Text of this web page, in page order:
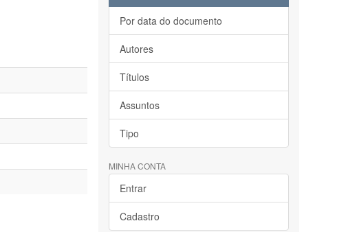
Por data do documento
Autores
Títulos
Assuntos
Tipo
MINHA CONTA
Entrar
Cadastro